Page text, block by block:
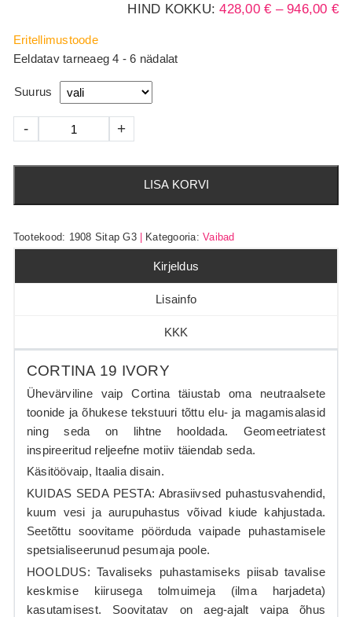
HIND KOKKU: 428,00€ – 946,00 €
Eritellimustoode
Eeldatav tarneaeg 4 - 6 nädalat
Suurus
-
19
ivory
+
LISA KORVI
Tootekood: 1908 Sitap G3 Kategooria:Vaibad
Kirjeldus
Lisainfo
KKK
CORTINA 19 IVORY
Ühevärviline vaip Cortina täiustab oma neutraalsete
toonide ja õhukese tekstuuri tõttu elu- ja magamisalasid
ning seda on lihtne hooldada. Geomeetriatest
inspireeritud reljeefne motiiv täiendab seda.
Käsitöövaip, Itaalia disain.
KUIDAS SEDA PESTA: Abrasiivsed puhastusvahendid,
kuum vesi ja aurupuhastus võivad kiude kahjustada.
Seetõttu soovitame pöörduda vaipade puhastamisele
spetsialiseerunud pesumaja poole.
HOOLDUS: Tavaliseks puhastamiseks piisab tavalise
keskmise kiirusega tolmuimeja (ilma harjadeta)
kasutamisest. Soovitatav on aeg-ajalt vaipa õhus